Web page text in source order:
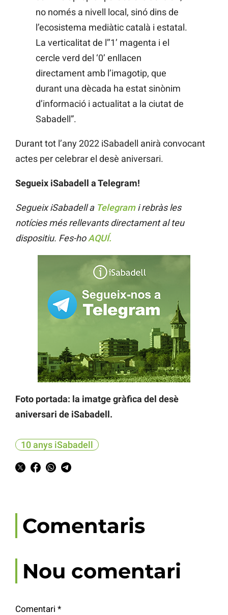
no només a nivell local, sinó dins de
l’ecosistema mediàtic català i estatal.
La verticalitat de l’’1’ magenta i el
cercle verd del ‘0’ enllacen
directament amb l’imagotip, que
durant una dècada ha estat sinònim
d’informació i actualitat a la ciutat de
Sabadell”.
Durant tot l’any 2022 iSabadell anirà convocant
actes per celebrar el desè aniversari.
Segueix iSabadell a Telegram!
Segueix iSabadell a Telegrami rebràs les
notícies més rellevants directament al teu
dispositiu. Fes-hoAQUÍ.
Foto portada: la imatge gràfica del desè
aniversari de iSabadell.
10 anys iSabadell
Comentaris
Nou comentari
Comentari *